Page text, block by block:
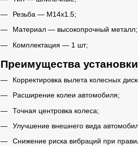
Резьба — M14x1.5;
Материал — высокопрочный металл;
Комплектация — 1 шт;
Преимущества установки
Корректировка вылета колесных
Расширение колеи автомобиля;
Точная центровка колеса;
Улучшение внешнего вида
Снижение риска вибраций при